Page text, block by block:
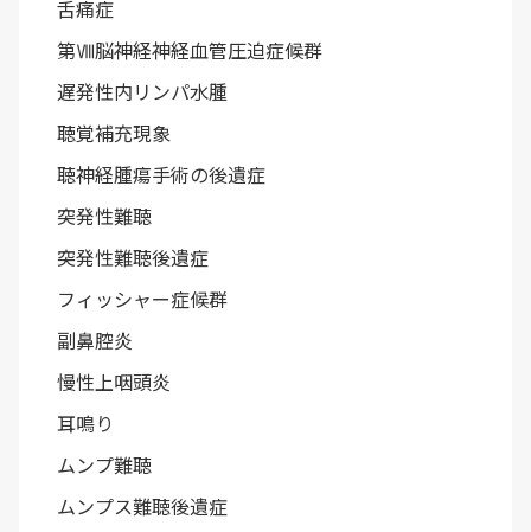
舌痛症
第Ⅷ脳神経神経血管圧迫症候群
遅発性内リンパ水腫
聴覚補充現象
聴神経腫瘍手術の後遺症
突発性難聴
突発性難聴後遺症
フィッシャー症候群
副鼻腔炎
慢性上咽頭炎
耳鳴り
ムンプ難聴
ムンプス難聴後遺症